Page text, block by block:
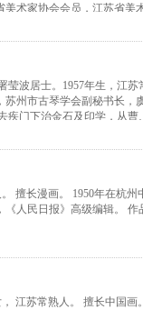
美术家协会会员，江苏省美
莹波居士。1957年生，江
苏州市古琴学会副秘书长，
疾门下治金石及印学，从
擅长漫画。 1950年在杭
《人民日报》高级编辑。
江苏常熟人。 擅长中国